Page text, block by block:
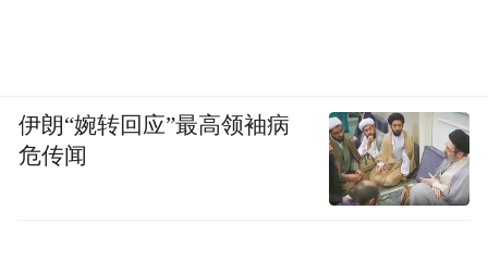
伊朗“婉转回应”最高领袖病
危传闻